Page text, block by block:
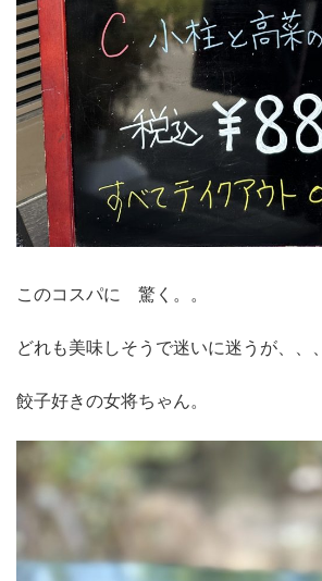
このコスパに 驚く。。
どれも美味しそうで迷いに迷うが、、、
餃子好きの女将ちゃん。